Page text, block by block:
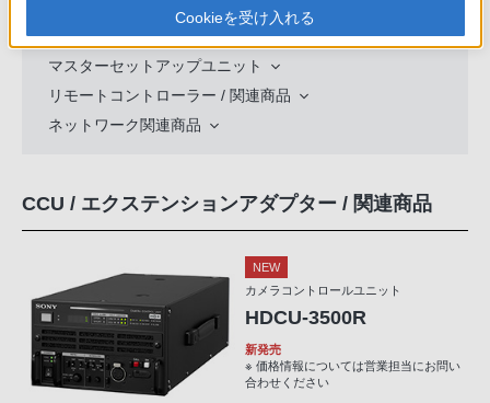
ビューファインダー / 関連商品
マイクホルダー
マスターセットアップユニット
リモートコントローラー / 関連商品
ネットワーク関連商品
CCU / エクステンションアダプター / 関連商品
NEW
カメラコントロールユニット
HDCU-3500R
新発売
※ 価格情報については営業担当にお問い
合わせください
Cookieを受け入れる